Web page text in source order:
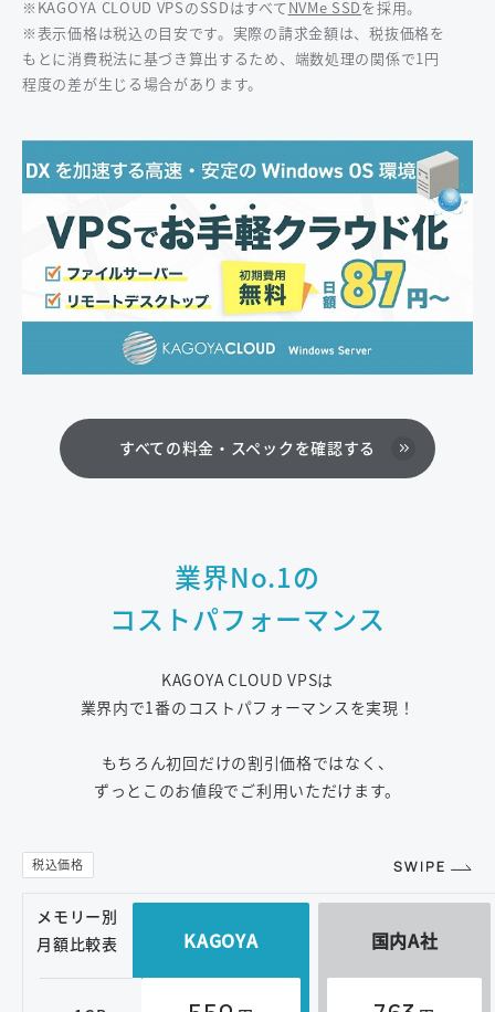
※KAGOYA CLOUD VPSのSSDはすべてNVMe SSDを採用。
※表示価格は税込の目安です。実際の請求金額は、税抜価格を
もとに消費税法に基づき算出するため、端数処理の関係で1円
程度の差が生じる場合があります。
すべての料金・スペックを確認する
業界No.1の
コストパフォーマンス
KAGOYA CLOUD VPSは
業界内で1番のコストパフォーマンスを実現！
もちろん初回だけの割引価格ではなく、
ずっとこのお値段でご利用いただけます。
メモリー別
月額比較表
KAGOYA 国内A社